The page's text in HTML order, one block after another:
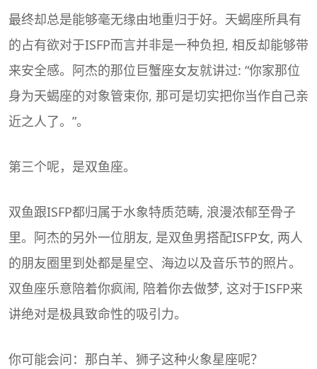
最终却总是能够毫无缘由地重归于好。天蝎座所具有
的占有欲对于ISFP而言并非是一种负担, 相反却能够带
来安全感。阿杰的那位巨蟹座女友就讲过: “你家那位
身为天蝎座的对象管束你, 那可是切实把你当作自己亲
近之人了。”。
第三个呢，是双鱼座。
双鱼跟ISFP都归属于水象特质范畴, 浪漫浓郁至骨子
里。阿杰的另外一位朋友, 是双鱼男搭配ISFP女, 两人
的朋友圈里到处都是星空、海边以及音乐节的照片。
双鱼座乐意陪着你疯闹, 陪着你去做梦, 这对于ISFP来
讲绝对是极具致命性的吸引力。
你可能会问：那白羊、狮子这种火象星座呢？